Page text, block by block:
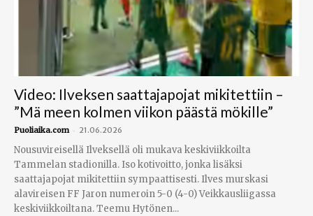
Video: Ilveksen saattajapojat mikitettiin –
”Mä meen kolmen viikon päästä mökille”
Puoliaika.com - 21.06.2026
Nousuvireisellä Ilveksellä oli mukava keskiviikkoilta
Tammelan stadionilla. Iso kotivoitto, jonka lisäksi
saattajapojat mikitettiin sympaattisesti. Ilves murskasi
alavireisen FF Jaron numeroin 5-0 (4-0) Veikkausliigassa
keskiviikkoiltana. Teemu Hytönen...